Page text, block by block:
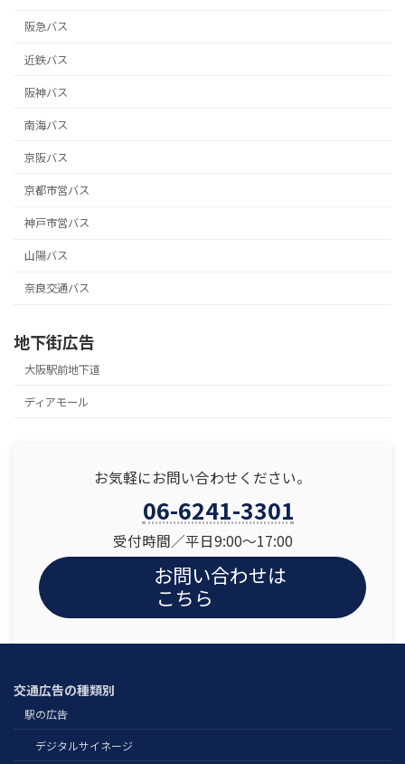
阪急バス
近鉄バス
阪神バス
南海バス
京阪バス
京都市営バス
神戸市営バス
山陽バス
奈良交通バス
地下街広告
大阪駅前地下道
ディアモール
お気軽にお問い合わせください。
06-6241-3301
受付時間／平日9:00〜17:00
お問い合わせは
こちら
交通広告の種類別
駅の広告
デジタルサイネージ